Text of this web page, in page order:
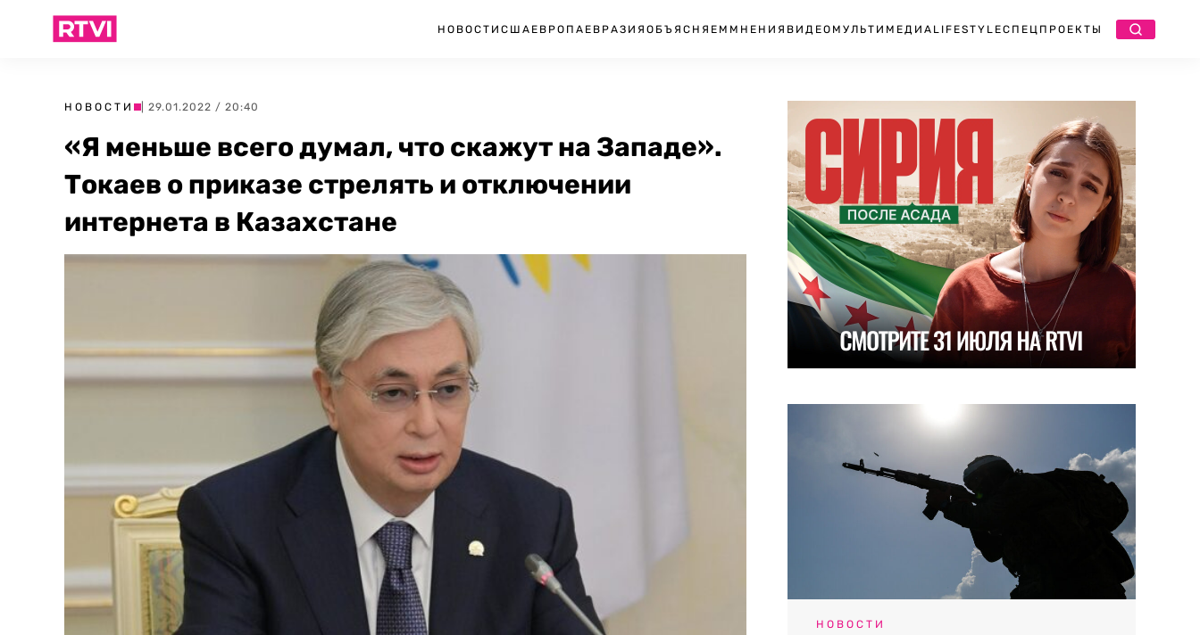
НОВОСТИ США ЕВРОПА ЕВРАЗИЯ ОБЪЯСНЯЕМ МНЕНИЯ ВИДЕО МУЛЬТИМЕДИА LIFESTYLEСПЕЦПРОЕКТЫ
НОВОСТИ | 29.01.2022 / 20:40
«Я меньше всего думал, что скажут на Западе».
Токаев о приказе стрелять и отключении
интернета в Казахстане
НОВОСТИ